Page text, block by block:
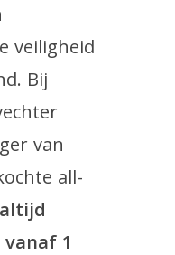
veiligheid
Bij
van
all-
altijd
1